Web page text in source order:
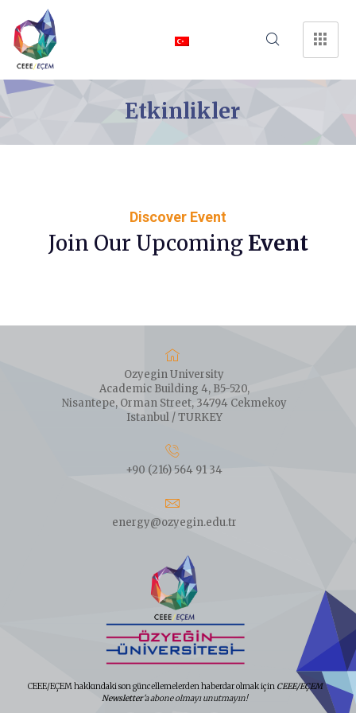
Etkinlikler
Discover Event
Join Our Upcoming Event
Ozyegin University
Academic Building 4, B5-520,
Nisantepe, Orman Street, 34794 Cekmekoy
Istanbul / TURKEY
+90 (216) 564 91 34
energy@ozyegin.edu.tr
CEEE/EÇEM hakkındaki son güncellemelerden haberdar olmak için CEEE/EÇEM
Newsletter'a abone olmayı unutmayın!